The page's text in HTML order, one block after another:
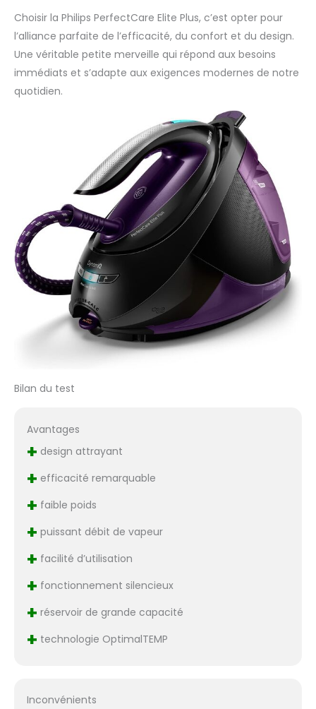
Choisir la Philips PerfectCare Elite Plus, c’est opter pour
l’alliance parfaite de l’efficacité, du confort et du design.
Une véritable petite merveille qui répond aux besoins
immédiats et s’adapte aux exigences modernes de notre
quotidien.
Bilan du test
Avantages
+ design attrayant
+ efficacité remarquable
+ faible poids
+ puissant débit de vapeur
+ facilité d’utilisation
+ fonctionnement silencieux
+ réservoir de grande capacité
+ technologie OptimalTEMP
Inconvénients